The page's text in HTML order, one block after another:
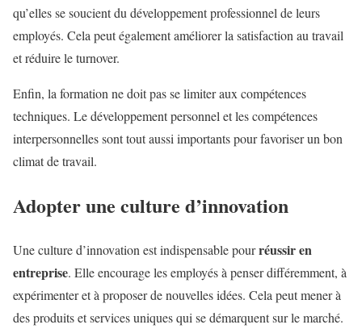
qu’elles se soucient du développement professionnel de leurs
employés. Cela peut également améliorer la satisfaction au travail
et réduire le turnover.
Enfin, la formation ne doit pas se limiter aux compétences
techniques. Le développement personnel et les compétences
interpersonnelles sont tout aussi importants pour favoriser un bon
climat de travail.
Adopter une culture d’innovation
Une culture d’innovation est indispensable pourréussir en
entreprise. Elle encourage les employés à penser différemment, à
expérimenter et à proposer de nouvelles idées. Cela peut mener à
des produits et services uniques qui se démarquent sur le marché.